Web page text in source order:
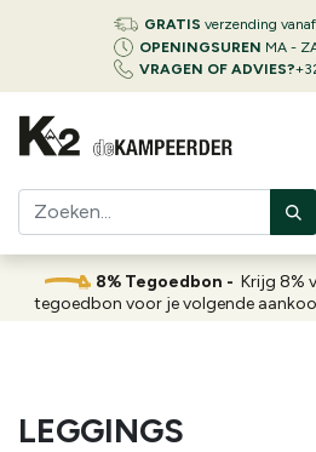
GRATIS verzending
OPENINGSUREN MA -
VRAGEN OF ADVIES?
8% Tegoedbon - Krijg 8%
tegoedbon voor je volgende
LEGGINGS